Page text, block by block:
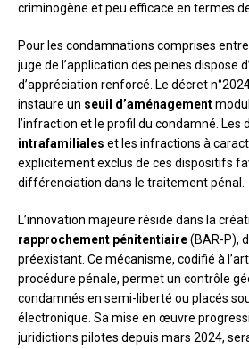
criminogène et peu efficace en termes
Pour les condamnations comprises
juge de l’application des peines dispose
d’appréciation renforcé. Le décret
instaure un seuil d’aménagement
l’infraction et le profil du condamné. Les
intrafamiliales et les infractions à
explicitement exclus de ces dispositifs
différenciation dans le traitement pénal.
L’innovation majeure réside dans la
rapprochement pénitentiaire(BAR-P),
préexistant. Ce mécanisme, codifié à
procédure pénale, permet un contrôle
condamnés en semi-liberté ou placés
électronique. Sa mise en œuvre
juridictions pilotes depuis mars 2024,